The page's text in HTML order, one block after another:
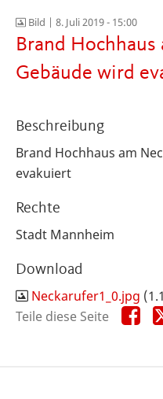
Bild | 8. Juli 2019 - 15:00
Brand
Gebäude wird
Beschreibung
Brand Hochhaus am
evakuiert
Rechte
Stadt Mannheim
Download
Neckarufer1_0.jpg
Teile diese Seite